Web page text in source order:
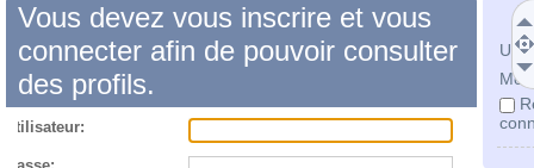
Mot
Vous devez vous inscrire et vous
connecter afin de pouvoir consulter
des profils.